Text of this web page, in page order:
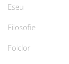
Eseu
Filosofie
Folclor